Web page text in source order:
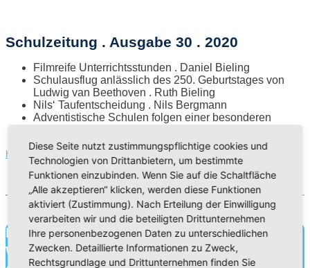
Schulzeitung . Ausgabe 30 . 2020
Filmreife Unterrichtsstunden . Daniel Bieling
Schulausflug anlässlich des 250. Geburtstages von
Ludwig van Beethoven . Ruth Bieling
Nils‘ Taufentscheidung . Nils Bergmann
Adventistische Schulen folgen einer besonderen
HIER ONLINE LESEN
Bildung für heute.
Wissen für morgen.
Diese Seite nutzt zustimmungspflichtige cookies und
Technologien von Drittanbietern, um bestimmte
Funktionen einzubinden. Wenn Sie auf die Schaltfläche
„Alle akzeptieren“ klicken, werden diese Funktionen
aktiviert (Zustimmung). Nach Erteilung der Einwilligung
verarbeiten wir und die beteiligten Drittunternehmen
Ihre personenbezogenen Daten zu unterschiedlichen
Zwecken. Detaillierte Informationen zu Zweck,
Rechtsgrundlage und Drittunternehmen finden Sie